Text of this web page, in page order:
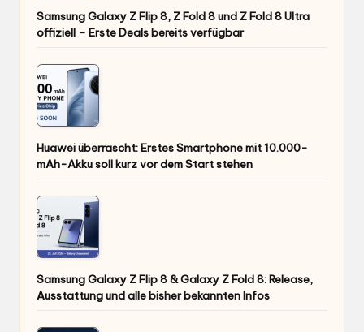
Samsung Galaxy Z Flip 8, Z Fold 8 und Z Fold 8 Ultra
offiziell – Erste Deals bereits verfügbar
Huawei überrascht: Erstes Smartphone mit 10.000-
mAh-Akku soll kurz vor dem Start stehen
Samsung Galaxy Z Flip 8 & Galaxy Z Fold 8: Release,
Ausstattung und alle bisher bekannten Infos